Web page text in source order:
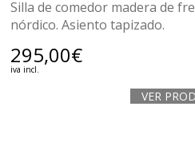
Silla de comedor madera de
nórdico. Asiento tapizado.
295,00€
iva incl.
VER